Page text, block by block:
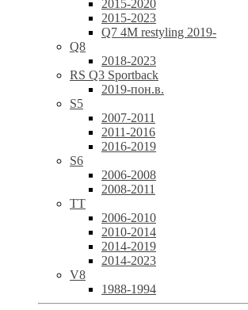
2015-2020
2015-2023
Q7 4M restyling 2019-
Q8
2018-2023
RS Q3 Sportback
2019-пон.в.
S5
2007-2011
2011-2016
2016-2019
S6
2006-2008
2008-2011
TT
2006-2010
2010-2014
2014-2019
2014-2023
V8
1988-1994